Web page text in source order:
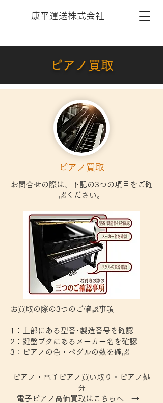
康平運送株式会社
​ピアノ買取
​ピアノ買取
お問合せの際は、下記の3つの項目をご確
認ください。
​お買取の際の3つのご確認事項
1：上部にある型番･製造番号を確認
2：鍵盤ブタにあるメーカー名を確認
3：ピアノの色・ペダルの数を確認
ピアノ・電子ピアノ買い取り・ピアノ処
分
電子ピアノ高価買取はこちらへ →